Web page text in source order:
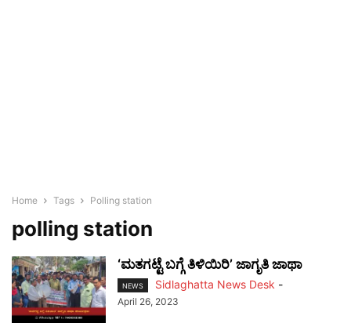
Home Tags Polling station
polling station
‘ಮತಗಟ್ಟೆ ಬಗ್ಗೆ ತಿಳಿಯಿರಿ’ ಜಾಗೃತಿ ಜಾಥಾ
NEWS Sidlaghatta News Desk -
April 26, 2023